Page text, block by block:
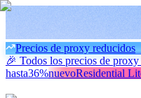
Precios de proxy reducidos
🎉 Todos los precios de
hasta36%nuevoResidential